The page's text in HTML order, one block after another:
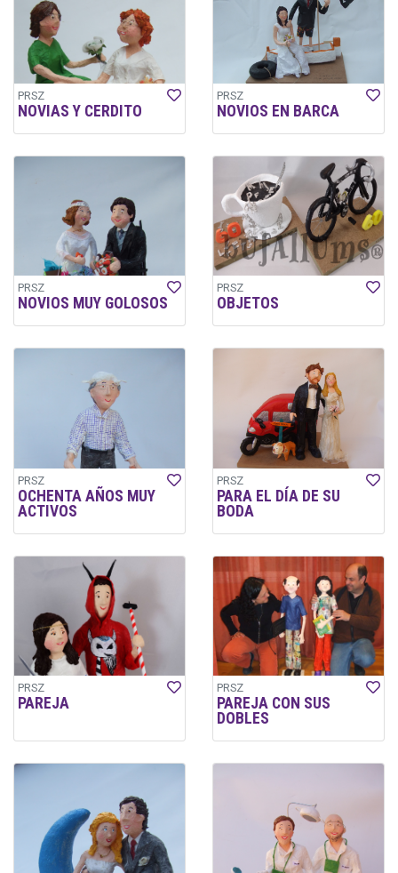
PRSZ
NOVIAS Y CERDITO
PRSZ
NOVIOS EN BARCA
PRSZ
NOVIOS MUY GOLOSOS
PRSZ
OBJETOS
PRSZ
OCHENTA AÑOS MUY
ACTIVOS
PRSZ
PARA EL DÍA DE SU
BODA
PRSZ
PAREJA
PRSZ
PAREJA CON SUS
DOBLES